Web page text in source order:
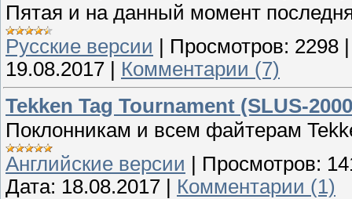
Пятая и на данный момент
Русские версии | Просмотров: 2298
19.08.2017 | Комментарии (7)
Tekken Tag Tournament (SLUS-
Поклонникам и всем файтерам
Английские версии
Просмотров:
Дата: 18.08.2017
Комментарии (1)